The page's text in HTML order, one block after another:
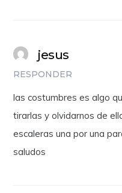
jesus
RESPONDER
las costumbres es algo
tirarlas y olvidarnos de
escaleras una por una
saludos